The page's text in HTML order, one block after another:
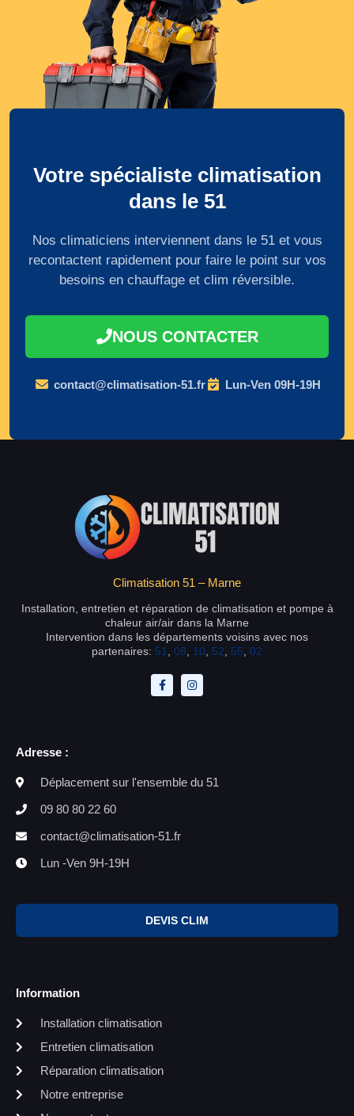
Votre spécialiste climatisation
dans le 51
Nos climaticiens interviennent dans le 51 et vous
recontactent rapidement pour faire le point sur vos
besoins en chauffage et clim réversible.
NOUS CONTACTER
contact@climatisation-51.fr Lun-Ven 09H-19H
Climatisation 51 – Marne
Installation, entretien et réparation de climatisation et pompe à
chaleur air/air dans la Marne
Intervention dans les départements voisins avec nos
partenaires: 51, 08, 10, 52, 55, 02
Adresse :
Déplacement sur l'ensemble du 51
09 80 80 22 60
contact@climatisation-51.fr
Lun -Ven 9H-19H
DEVIS CLIM
Information
Installation climatisation
Entretien climatisation
Réparation climatisation
Notre entreprise